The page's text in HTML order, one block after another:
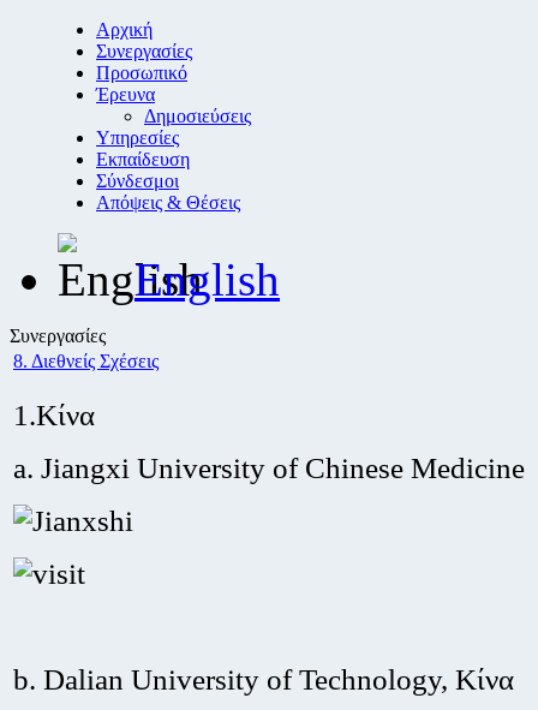
Αρχική
Συνεργασίες
Προσωπικό
Έρευνα
Δημοσιεύσεις
Υπηρεσίες
Εκπαίδευση
Σύνδεσμοι
Απόψεις & Θέσεις
English
Συνεργασίες
8. Διεθνείς Σχέσεις
1.Κίνα
a. Jiangxi University of Chinese Medicine
b. Dalian University of Technology, Κίνα